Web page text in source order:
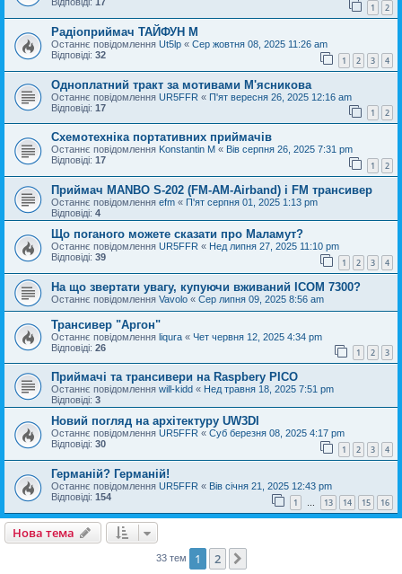
Відповіді: 17 1 2
Радіоприймач ТАЙФУН М
Останнє повідомлення Ut5lp « Сер жовтня 08, 2025 11:26 am
Відповіді: 32 1 2 3 4
Одноплатний тракт за мотивами М'ясникова
Останнє повідомлення UR5FFR « П'ят вересня 26, 2025 12:16 am
Відповіді: 17 1 2
Схемотехніка портативних приймачів
Останнє повідомлення Konstantin M « Вів серпня 26, 2025 7:31 pm
Відповіді: 17 1 2
Приймач MANBO S-202 (FM-AM-Airband) і FM трансивер
Останнє повідомлення efm « П'ят серпня 01, 2025 1:13 pm
Відповіді: 4
Що поганого можете сказати про Маламут?
Останнє повідомлення UR5FFR « Нед липня 27, 2025 11:10 pm
Відповіді: 39 1 2 3 4
На що звертати увагу, купуючи вживаний ICOM 7300?
Останнє повідомлення Vavolo « Сер липня 09, 2025 8:56 am
Трансивер "Аргон"
Останнє повідомлення liqura « Чет червня 12, 2025 4:34 pm
Відповіді: 26 1 2 3
Приймачі та трансивери на Raspbery PICO
Останнє повідомлення will-kidd « Нед травня 18, 2025 7:51 pm
Відповіді: 3
Новий погляд на архітектуру UW3DI
Останнє повідомлення UR5FFR « Суб березня 08, 2025 4:17 pm
Відповіді: 30 1 2 3 4
Германій? Германій!
Останнє повідомлення UR5FFR « Вів січня 21, 2025 12:43 pm
Відповіді: 154 1 13 14 15 16
Нова тема
33 тем 1 2